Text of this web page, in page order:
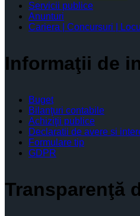
Servicii publice
Anunturi
Cariera | Concursuri |
Informaţii de
Buget
Bilanţuri contabile
Achiziţii publice
Declaratii de avere si
Formulare tip
GDPR
Transparenţă